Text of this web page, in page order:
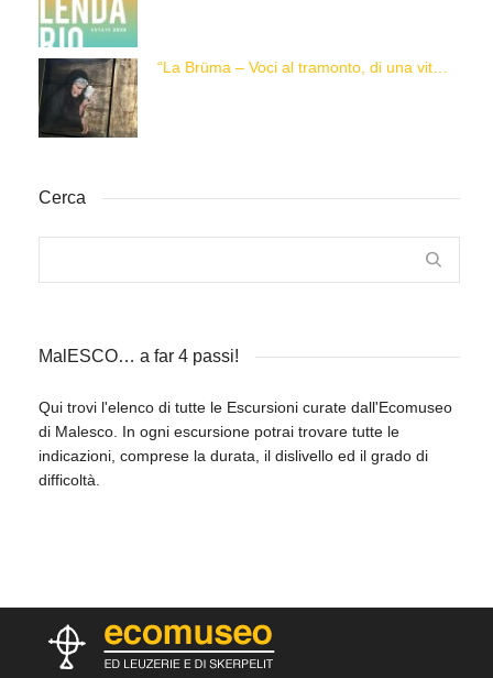
Cerca
MalESCO… a far 4 passi!
Qui trovi l'elenco di tutte le Escursioni curate dall'Ecomuseo
di Malesco. In ogni escursione potrai trovare tutte le
indicazioni, comprese la durata, il dislivello ed il grado di
difficoltà.